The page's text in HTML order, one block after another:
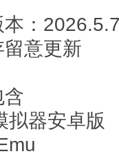
本：
意更新
含
拟器安卓版